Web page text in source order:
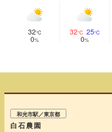
32
0
32 25
0
和光市駅／東京都
白石農園